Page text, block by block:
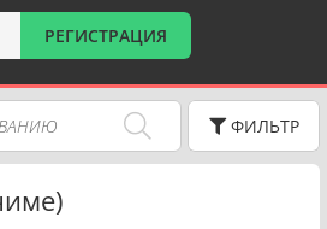
РЕГИСТРАЦИЯ
ФИЛЬТР